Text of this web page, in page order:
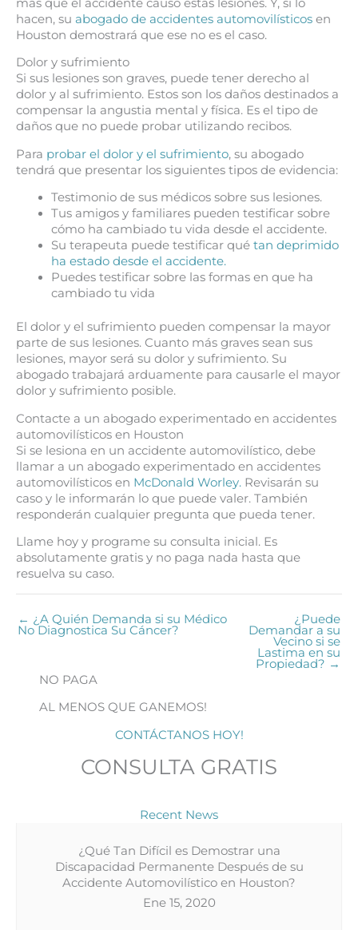
hacen, su abogado de accidentes automovilísticos en
Houston demostrará que ese no es el caso.
Dolor y sufrimiento
Si sus lesiones son graves, puede tener derecho al
dolor y al sufrimiento. Estos son los daños destinados a
compensar la angustia mental y física. Es el tipo de
daños que no puede probar utilizando recibos.
Para probar el dolor y el sufrimiento, su abogado
tendrá que presentar los siguientes tipos de evidencia:
Testimonio de sus médicos sobre sus lesiones.
Tus amigos y familiares pueden testificar sobre
cómo ha cambiado tu vida desde el accidente.
Su terapeuta puede testificar qué tan deprimido
ha estado desde el accidente.
Puedes testificar sobre las formas en que ha
cambiado tu vida
El dolor y el sufrimiento pueden compensar la mayor
parte de sus lesiones. Cuanto más graves sean sus
lesiones, mayor será su dolor y sufrimiento. Su
abogado trabajará arduamente para causarle el mayor
dolor y sufrimiento posible.
Contacte a un abogado experimentado en accidentes
automovilísticos en Houston
Si se lesiona en un accidente automovilístico, debe
llamar a un abogado experimentado en accidentes
automovilísticos en McDonald Worley. Revisarán su
caso y le informarán lo que puede valer. También
responderán cualquier pregunta que pueda tener.
Llame hoy y programe su consulta inicial. Es
absolutamente gratis y no paga nada hasta que
resuelva su caso.
← ¿A Quién Demanda si su Médico
No Diagnostica Su Cáncer?
¿Puede
Demandar a su
Vecino si se
Lastima en su
Propiedad? →
NO PAGA
AL MENOS QUE GANEMOS!
CONTÁCTANOS HOY!
CONSULTA GRATIS
Recent News
¿Qué Tan Difícil es Demostrar una
Discapacidad Permanente Después de su
Accidente Automovilístico en Houston?
Ene 15, 2020